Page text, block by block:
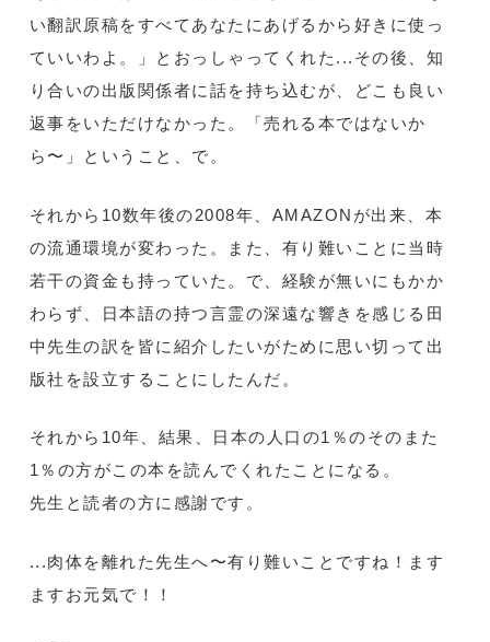
い翻訳原稿をすべてあなたにあげるから好きに使っ
ていいわよ。」とおっしゃってくれた...その後、知
り合いの出版関係者に話を持ち込むが、どこも良い
返事をいただけなかった。「売れる本ではないか
ら〜」ということ、で。
それから10数年後の2008年、AMAZONが出来、本
の流通環境が変わった。また、有り難いことに当時
若干の資金も持っていた。で、経験が無いにもかか
わらず、日本語の持つ言霊の深遠な響きを感じる田
中先生の訳を皆に紹介したいがために思い切って出
版社を設立することにしたんだ。
それから10年、結果、日本の人口の1％のそのまた
1％の方がこの本を読んでくれたことになる。
先生と読者の方に感謝です。
...肉体を離れた先生へ〜有り難いことですね！ます
ますお元気で！！